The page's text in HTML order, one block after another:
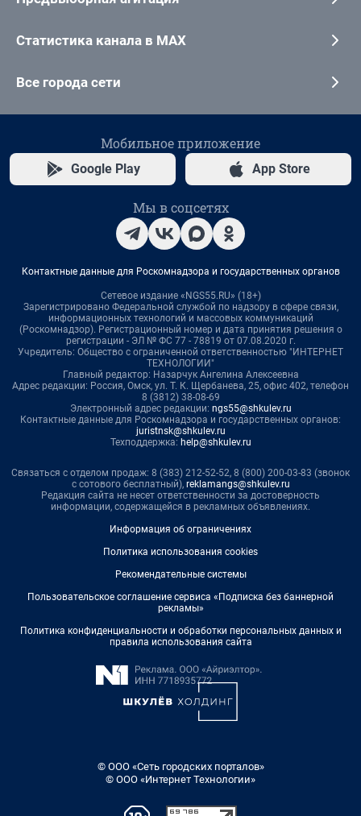
Статистика канала в MAX
Все города сети
Мобильное приложение
Google Play App Store
Мы в соцсетях
Контактные данные для Роскомнадзора и государственных органов
Сетевое издание «NGS55.RU» (18+)
Зарегистрировано Федеральной службой по надзору в сфере связи,
информационных технологий и массовых коммуникаций
(Роскомнадзор). Регистрационный номер и дата принятия решения о
регистрации - ЭЛ № ФС 77 - 78819 от 07.08.2020 г.
Учредитель: Общество с ограниченной ответственностью "ИНТЕРНЕТ
ТЕХНОЛОГИИ"
Главный редактор: Назарчук Ангелина Алексеевна
Адрес редакции: Россия, Омск, ул. Т. К. Щербанева, 25, офис 402, телефон
8 (3812) 38-08-69
Электронный адрес редакции: ngs55@shkulev.ru
Контактные данные для Роскомнадзора и государственных органов:
juristnsk@shkulev.ru
Техподдержка: help@shkulev.ru
Связаться с отделом продаж: 8 (383) 212-52-52, 8 (800) 200-03-83 (звонок
с сотового бесплатный), reklamangs@shkulev.ru
Редакция сайта не несет ответственности за достоверность
информации, содержащейся в рекламных объявлениях.
Информация об ограничениях
Политика использования cookies
Рекомендательные системы
Пользовательское соглашение сервиса «Подписка без баннерной
рекламы»
Политика конфиденциальности и обработки персональных данных и
правила использования сайта
© ООО «Сеть городских порталов»
© ООО «Интернет Технологии»